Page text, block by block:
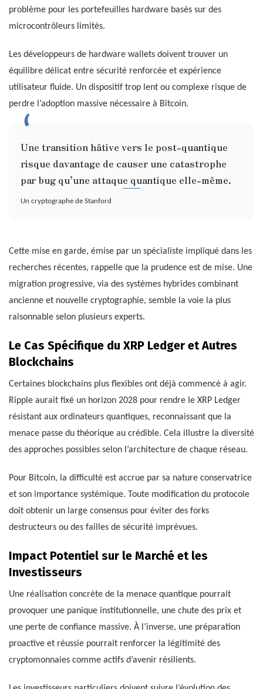
problème pour les portefeuilles hardware basés sur des
microcontrôleurs limités.
Les développeurs de hardware wallets doivent trouver un
équilibre délicat entre sécurité renforcée et expérience
utilisateur fluide. Un dispositif trop lent ou complexe risque de
perdre l’adoption massive nécessaire à Bitcoin.
Une transition hâtive vers le post-quantique
risque davantage de causer une catastrophe
par bug qu’une attaque quantique elle-même.
Un cryptographe de Stanford
Cette mise en garde, émise par un spécialiste impliqué dans les
recherches récentes, rappelle que la prudence est de mise. Une
migration progressive, via des systèmes hybrides combinant
ancienne et nouvelle cryptographie, semble la voie la plus
raisonnable selon plusieurs experts.
Le Cas Spécifique du XRP Ledger et Autres
Blockchains
Certaines blockchains plus flexibles ont déjà commencé à agir.
Ripple aurait fixé un horizon 2028 pour rendre le XRP Ledger
résistant aux ordinateurs quantiques, reconnaissant que la
menace passe du théorique au crédible. Cela illustre la diversité
des approches possibles selon l’architecture de chaque réseau.
Pour Bitcoin, la difficulté est accrue par sa nature conservatrice
et son importance systémique. Toute modification du protocole
doit obtenir un large consensus pour éviter des forks
destructeurs ou des failles de sécurité imprévues.
Impact Potentiel sur le Marché et les
Investisseurs
Une réalisation concrète de la menace quantique pourrait
provoquer une panique institutionnelle, une chute des prix et
une perte de confiance massive. À l’inverse, une préparation
proactive et réussie pourrait renforcer la légitimité des
cryptomonnaies comme actifs d’avenir résilients.